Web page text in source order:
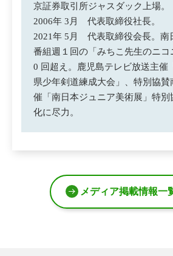
京証券取引所ジャスダック上場。
2006年 3月 代表取締役社長。
2021年 5月 代表取締役会長。南
番組週１回の「みちこ先生のニコ
0 回超え。鹿児島テレビ放送主
県少年剣道練成大会」、特別協賛
催「南日本ジュニア美術展」特別
化に尽力。
メディア掲載情報一